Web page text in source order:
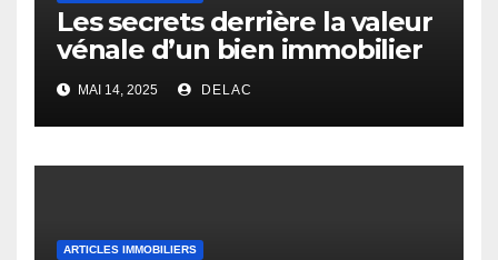
Les secrets derrière la valeur
vénale d’un bien immobilier
MAI 14, 2025 DELAC
ARTICLES IMMOBILIERS